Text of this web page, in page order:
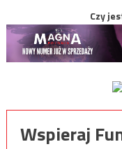
Czy
Wspieraj